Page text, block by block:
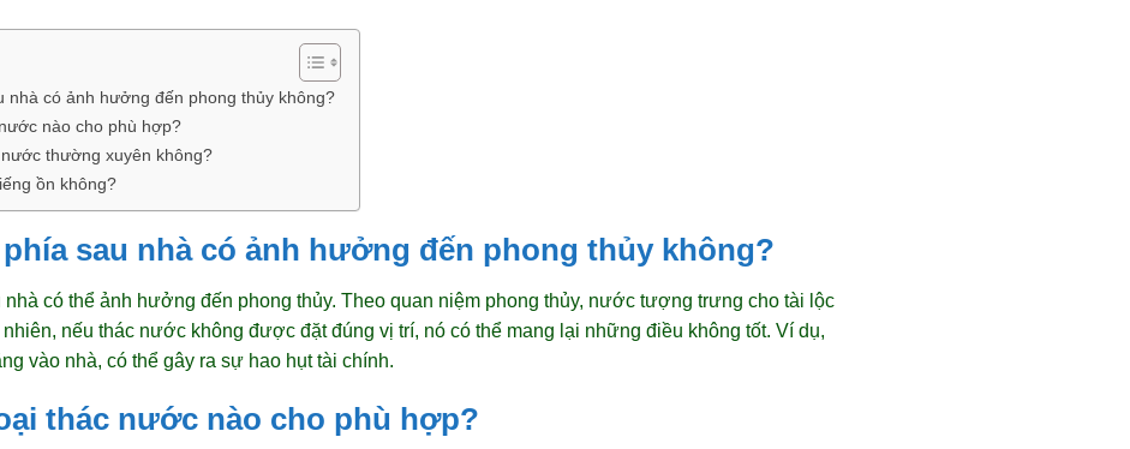
nhà có ảnh hưởng đến phong thủy không?
nào cho phù hợp?
thường xuyên không?
ồn không?
sau nhà có ảnh hưởng đến phong thủy không?
có thể ảnh hưởng đến phong thủy. Theo quan niệm phong thủy, nước tượng trưng cho tài lộc
nếu thác nước không được đặt đúng vị trí, nó có thể mang lại những điều không tốt. Ví dụ,
vào nhà, có thể gây ra sự hao hụt tài chính.
thác nước nào cho phù hợp?